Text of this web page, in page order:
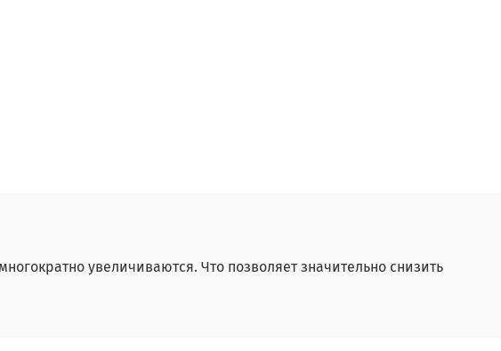
увеличиваются. Что позволяет значительно снизить